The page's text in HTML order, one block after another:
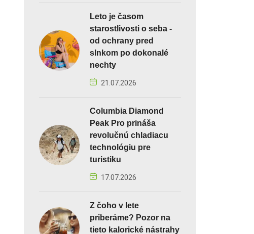
Leto je časom
starostlivosti o seba -
od ochrany pred
slnkom po dokonalé
nechty
21.07.2026
Columbia Diamond
Peak Pro prináša
revolučnú chladiacu
technológiu pre
turistiku
17.07.2026
Z čoho v lete
priberáme? Pozor na
tieto kalorické nástrahy